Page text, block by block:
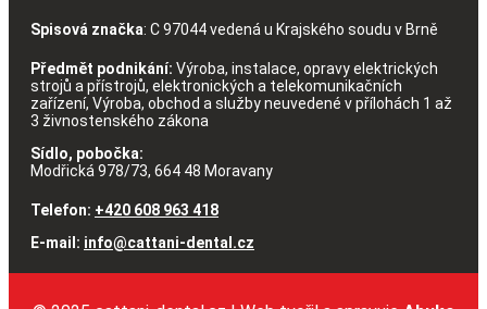
Spisová značka: C 97044 vedená u Krajského soudu v Brně
Předmět podnikání: Výroba, instalace, opravy elektrických
strojů a přístrojů, elektronických a telekomunikačních
zařízení, Výroba, obchod a služby neuvedené v přílohách 1 až
3 živnostenského zákona
Sídlo, pobočka:
Modřická 978/73, 664 48 Moravany
Telefon: +420 608 963 418
E-mail: info@cattani-dental.cz